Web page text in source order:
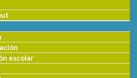
escolar